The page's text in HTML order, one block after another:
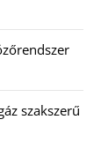
szakszerű